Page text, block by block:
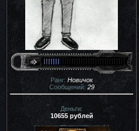
Ранг:Новичок
Сообщений:29
Деньги:
10655 рублей